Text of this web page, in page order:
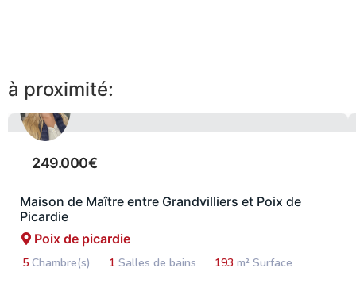
à proximité:
249.000€
Maison de Maître entre Grandvilliers et Poix de
Picardie
Poix de picardie
5 Chambre(s) 1 Salles de bains 193 m² Surface